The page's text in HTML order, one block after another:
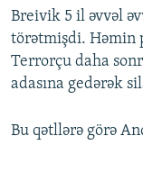
Breivik 5 il əvvəl
törətmişdi. Həmin
Terrorçu daha
adasına gedərək
Bu qətllərə görə